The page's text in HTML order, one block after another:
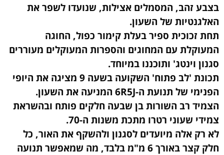
בצבע זהב, המסמלים אצילות, שנועדו לשפר את
האלגנטיות של השעון.
תחת זכוכית ספיר בעלת קימור כפול, החוגה
המעוקלת עם המחוגים והספרות המעוקלים מעוררים
סגנון וינטג' ותוכננו במיוחד.
תכונת 'לב פתוח' השקועה בשעה 9 מציגה את היופי
הפנימי של תנועת ה-6R5J המניעה את השעון.
הצמיד רב השורות בן שבעה חלקים פותח ובהשראת
צמידי שעוני רטרו מתכת משנות ה-70.
לא רק אלה מיועדים לסגנון ולהשקף את האור, כל
חלק קצר באורך 6 מ"מ בלבד, מה שמאפשר תנועה